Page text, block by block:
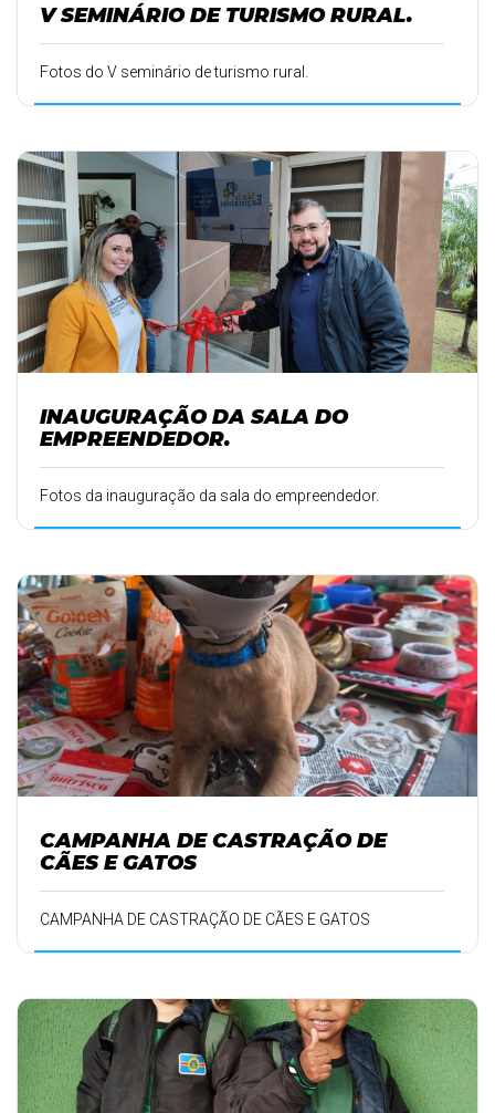
V SEMINÁRIO DE TURISMO RURAL.
Fotos do V seminário de turismo rural.
INAUGURAÇÃO DA SALA DO
EMPREENDEDOR.
Fotos da inauguração da sala do empreendedor.
CAMPANHA DE CASTRAÇÃO DE
CÃES E GATOS
CAMPANHA DE CASTRAÇÃO DE CÃES E GATOS